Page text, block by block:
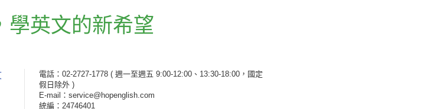
學英文的新希望
電話：02-2727-1778 ( 週一至週五 9:00-12:00、13:30-18:00，國定
假日除外 )
E-mail：service@hopenglish.com
統編：24746401